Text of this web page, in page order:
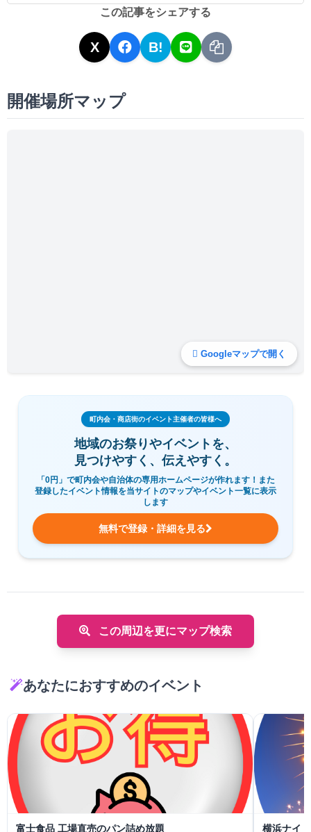
この記事をシェアする
X B!
開催場所マップ
Googleマップで開く
町内会・商店街のイベント主催者の皆様へ
地域のお祭りやイベントを、
見つけやすく、伝えやすく。
「0円」で町内会や自治体の専用ホームページが作れます！また
登録したイベント情報を当サイトのマップやイベント一覧に表示
します
無料で登録・詳細を見る
この周辺を更にマップ検索
あなたにおすすめのイベント
富士食品 工場直売のパン詰め放題 横浜ナイ